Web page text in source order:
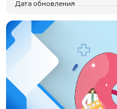
Дата обновления